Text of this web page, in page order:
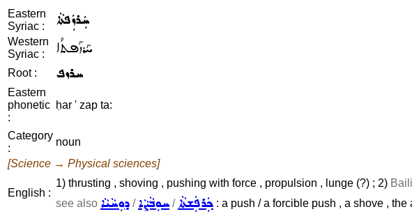
Eastern
Syriac :
ܚܲܪܙܲܦܬܵܐ
Western
Syriac :
ܚܰܪܙܰܦܬܳܐ
Root : ܚܪܙܦ
Eastern
phonetic
:
ḥar ' zap ta:
Category
:
noun
[Science → Physical sciences]
English :
1) thrusting , shoving , pushing with force , propulsion , lunge (?) ; 2)
see also ܕܘܼܚܵܝܵܐ /ܚܘܼܒܵܨܵܐ /ܟܲܪܦܲܫܬܵܐ : a push / a forcible push , a shove ,